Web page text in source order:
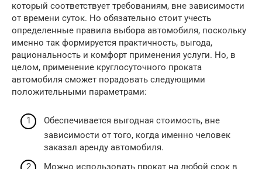
который соответствует требованиям, вне зависимости
от времени суток. Но обязательно стоит учесть
определенные правила выбора автомобиля, поскольку
именно так формируется практичность, выгода,
рациональность и комфорт применения услуги. Но, в
целом, применение круглосуточного проката
автомобиля сможет порадовать следующими
положительными параметрами:
Обеспечивается выгодная стоимость, вне
зависимости от того, когда именно человек
заказал аренду автомобиля.
Можно использовать прокат на любой срок в